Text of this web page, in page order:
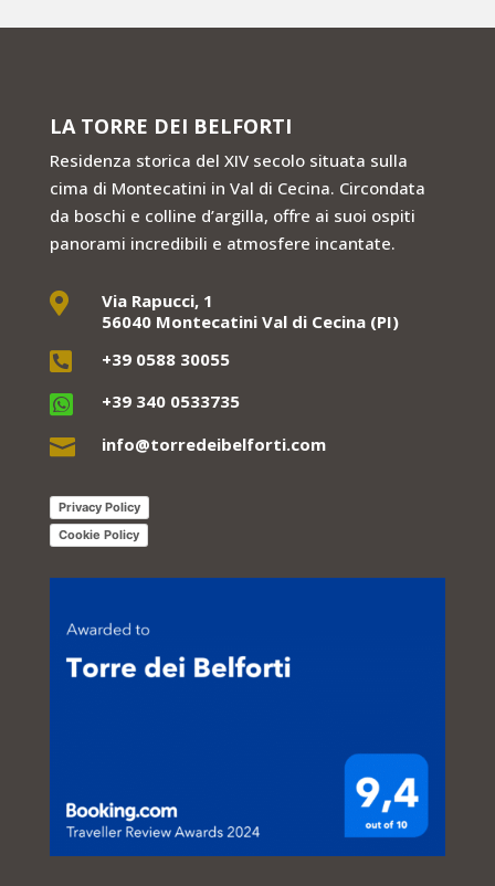
LA TORRE DEI BELFORTI
Residenza storica del XIV secolo situata sulla
cima di Montecatini in Val di Cecina. Circondata
da boschi e colline d’argilla, offre ai suoi ospiti
panorami incredibili e atmosfere incantate.

Via Rapucci, 1
56040 Montecatini Val di Cecina (PI)
 +39 0588 30055
 +39 340 0533735
 info@torredeibelforti.com
Privacy Policy
Cookie Policy